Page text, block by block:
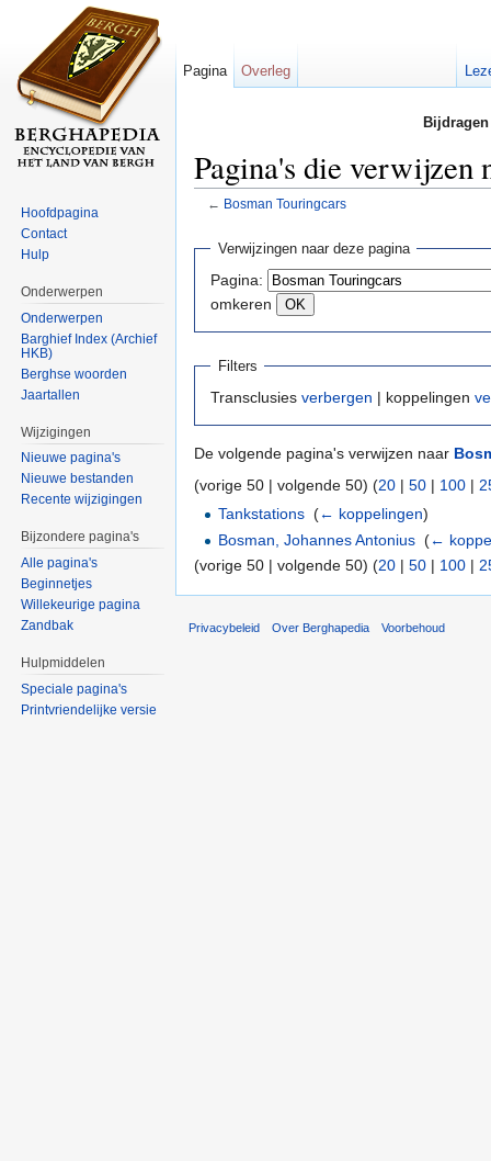
Pagina's die verwijzen
← Bosman Touringcars
Verwijzingen naar deze pagina
Pagina:
omkeren
Filters
Transclusies verbergen | koppelingen
De volgende pagina's verwijzen naar
(vorige 50 | volgende 50) (20 | 50 | 100 |
Tankstations ‎(← koppelingen)
Bosman, Johannes Antonius ‎(←
(vorige 50 | volgende 50) (20 | 50 | 100 |
Pagina Overleg
Hoofdpagina
Contact
Hulp
Onderwerpen
Onderwerpen
Barghief Index (Archief
HKB)
Berghse woorden
Jaartallen
Wijzigingen
Nieuwe pagina's
Nieuwe bestanden
Recente wijzigingen
Bijzondere pagina's
Alle pagina's
Beginnetjes
Willekeurige pagina
Zandbak
Hulpmiddelen
Speciale pagina's
Printvriendelijke versie
Privacybeleid Over Berghapedia Voorbehoud